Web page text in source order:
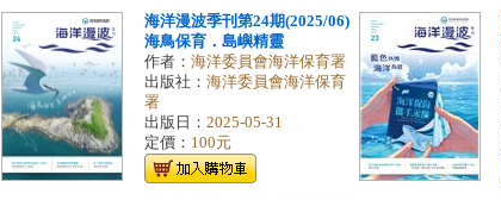
海洋漫波季刊第24期(2025/06)
海鳥保育．島嶼精靈
作者： 海洋委員會海洋保育署
出版社： 海洋委員會海洋保育
署
出版日： 2025-05-31
定價： 100元